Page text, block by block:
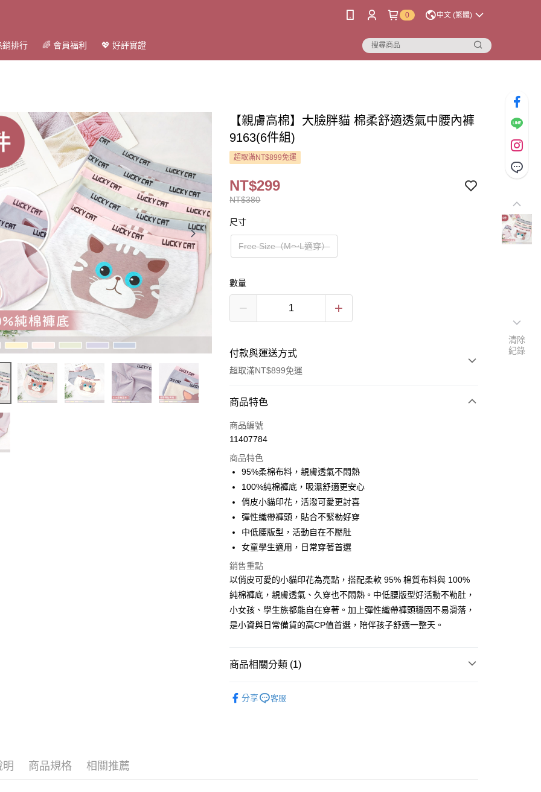
0 中文 (繁體)
銷排行 🌈 會員福利 💖 好評實證
【親膚高棉】大臉胖貓 棉柔舒適透氣中腰內褲
9163(6件組)
超取滿NT$899免運
NT$380
NT$299
尺寸
Free Size（M～L適穿）
數量
付款與運送方式
超取滿NT$899免運
付款方式
信用卡一次付款
LINE Pay
Apple Pay
街口支付
悠遊付
相關說明
【關於「AFTEE先享後付」】
AFTEE先享後付是「在收到商品之後才付款」的支付方式。 讓您購物簡單
便利好安心！
１．簡單：不需註冊會員、不需綁卡、不需儲值。
２．便利：只要手機號碼，簡訊認證，即可結帳。
【「AFTEE先享後付」結帳流程】
１．於結帳方式選擇「AFTEE先享後付」後，將跳轉至「AFTEE先享後
２．訂單成立數日內，您將收到繳費通知簡訊。
３．收到繳費通知簡訊後14天內，點擊此簡訊中的連結，可透過四大超商
ATM付款
運送方式
每筆NT$80，滿NT$899(含以上)免運費
付款後全家取貨
商品特色
商品編號
11407784
商品特色
95%柔棉布料，親膚透氣不悶熱
100%純棉褲底，吸濕舒適更安心
俏皮小貓印花，活潑可愛更討喜
彈性織帶褲頭，貼合不緊勒好穿
中低腰版型，活動自在不壓肚
女童學生適用，日常穿著首選
銷售重點
以俏皮可愛的小貓印花為亮點，搭配柔軟 95% 棉質布料與 100%
純棉褲底，親膚透氣、久穿也不悶熱。中低腰版型好活動不勒肚，
小女孩、學生族都能自在穿著。加上彈性織帶褲頭穩固不易滑落，
是小資與日常備貨的高CP值首選，陪伴孩子舒適一整天。
商品相關分類 (1)
分享
客服
明 商品規格 相關推薦
清除
紀錄